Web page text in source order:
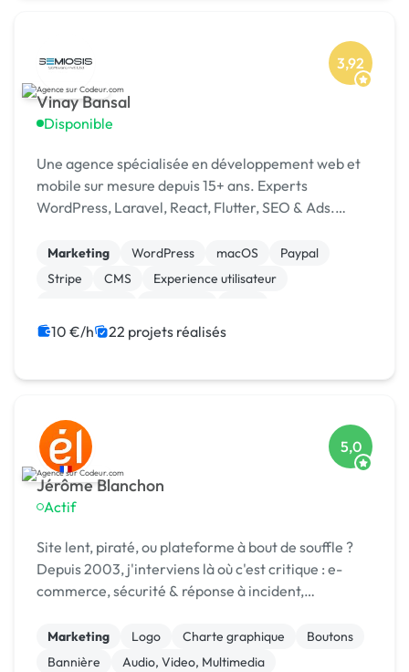
Vinay Bansal
Disponible
3,92
Une agence spécialisée en développement web et
mobile sur mesure depuis 15+ ans. Experts
WordPress, Laravel, React, Flutter, SEO & Ads.
Marketing WordPress macOS
Paypal
Stripe
CMS
Experience utilisateur
10 €/h 22 projets réalisés
Jérôme Blanchon
Actif
5,0
Site lent, piraté, ou plateforme à bout de souffle ?
Depuis 2003, j'interviens là où c'est critique : e-
commerce, sécurité & réponse à incident,
Marketing Logo Charte graphique
Boutons
Bannière
Audio, Video, Multimedia